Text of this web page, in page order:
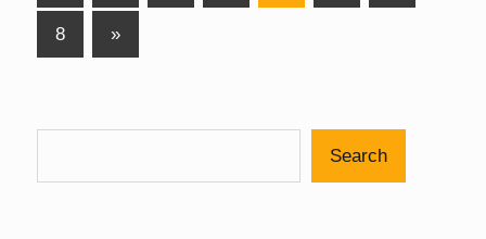
pagination
Posts
8
Next
»
Search